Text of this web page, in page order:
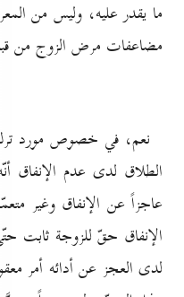
ما يقدر عليه، وليس من
مضاعفات مرض الزوج من
نعم، في خصوص مورد ترك
الطلاق لدى عدم الإنفاق
عاجزاً عن الإنفاق وغير
الإنفاق حقّ للزوجة ثابت
لدى العجز عن أدائه أمر